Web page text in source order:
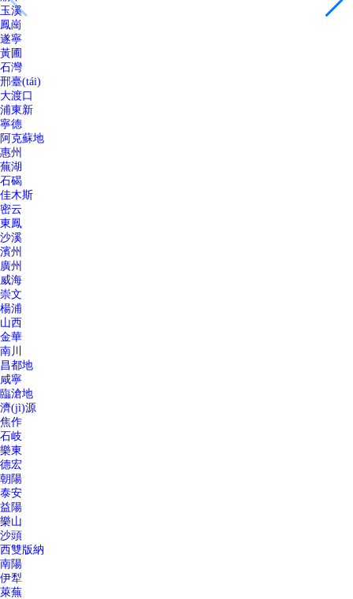
玉溪
鳳崗
遂寧
黃圃
石灣
邢臺(tái)
大渡口
浦東新
寧德
阿克蘇地
惠州
蕪湖
石碣
佳木斯
密云
東鳳
沙溪
濱州
廣州
威海
崇文
楊浦
山西
金華
南川
昌都地
咸寧
臨滄地
濟(jì)源
焦作
石岐
樂東
德宏
朝陽
泰安
益陽
樂山
沙頭
西雙版納
南陽
伊犁
萊蕪